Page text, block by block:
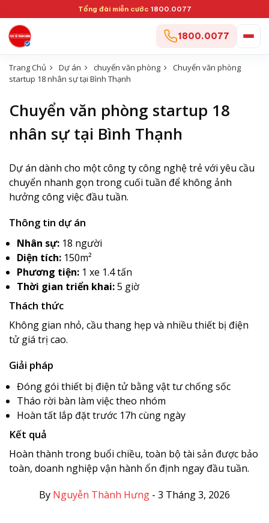
Tổng đài miễn cước 1800.0077
1800.0077
Trang Chủ Dự án chuyển văn phòng
Chuyển văn phòng
startup 18 nhân sự tại Bình Thạnh
Chuyển văn phòng startup 18
nhân sự tại Bình Thạnh
Dự án dành cho một công ty công nghệ trẻ với yêu cầu
chuyển nhanh gọn trong cuối tuần để không ảnh
hưởng công việc đầu tuần.
Thông tin dự án
Nhân sự:18 người
Diện tích:150m²
Phương tiện:1 xe 1.4 tấn
Thời gian triển khai:5 giờ
Thách thức
Không gian nhỏ, cầu thang hẹp và nhiều thiết bị điện
tử giá trị cao.
Giải pháp
Đóng gói thiết bị điện tử bằng vật tư chống sốc
Tháo rời bàn làm việc theo nhóm
Hoàn tất lắp đặt trước 17h cùng ngày
Kết quả
Hoàn thành trong buổi chiều, toàn bộ tài sản được bảo
toàn, doanh nghiệp vận hành ổn định ngay đầu tuần.
By Nguyễn Thành Hưng - 3 Tháng 3, 2026